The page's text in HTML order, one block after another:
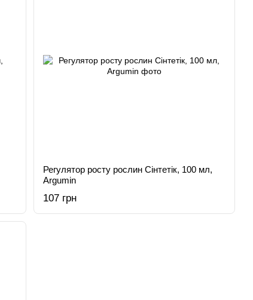
Регулятор росту рослин Сінтетік, 100 мл,
Argumin
107 грн